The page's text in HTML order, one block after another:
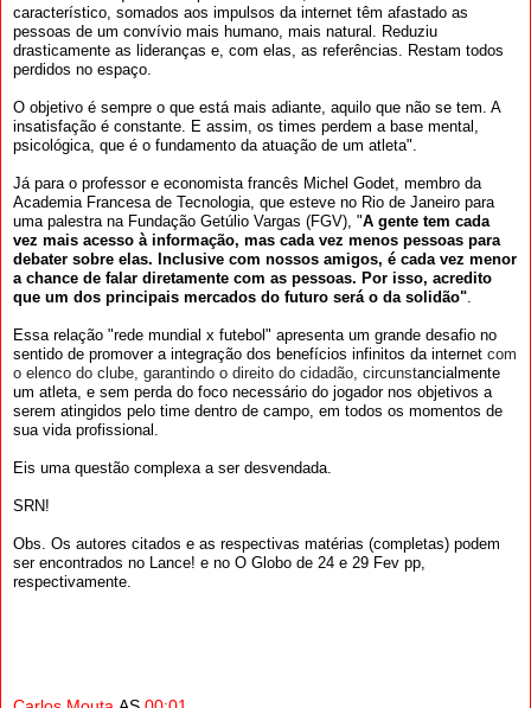
característico, somados aos impulsos da internet têm afastado as
pessoas de um convívio mais humano, mais natural. Reduziu
drasticamente as lideranças e, com elas, as referências. Restam todos
perdidos no espaço.
O objetivo é sempre o que está mais adiante, aquilo que não se tem. A
insatisfação é constante. E assim, os times perdem a base mental,
psicológica, que é o fundamento da atuação de um atleta".
Já para o professor e economista francês Michel Godet, membro da
Academia Francesa de Tecnologia, que esteve no Rio de Janeiro para
uma palestra na Fundação Getúlio Vargas (FGV), "A gente tem cada
vez mais acesso à informação, mas cada vez menos pessoas para
debater sobre elas. Inclusive com nossos amigos, é cada vez menor
a chance de falar diretamente com as pessoas. Por isso, acredito
que um dos principais mercados do futuro será o da solidão"
Essa relação "rede mundial x futebol" apresenta um grande desafio no
sentido de promover a integração dos benefícios infinitos da internet com
o elenco do clube, garantindo o direito do cidadão, circunstancialmente
um atleta, e sem perda do foco necessário do jogador nos objetivos a
serem atingidos pelo time dentro de campo, em todos os momentos de
sua vida profissional.
Eis uma questão complexa a ser desvendada.
SRN!
Obs. Os autores citados e as respectivas matérias (completas) podem
ser encontrados no Lance! e no O Globo de 24 e 29 Fev pp,
respectivamente.